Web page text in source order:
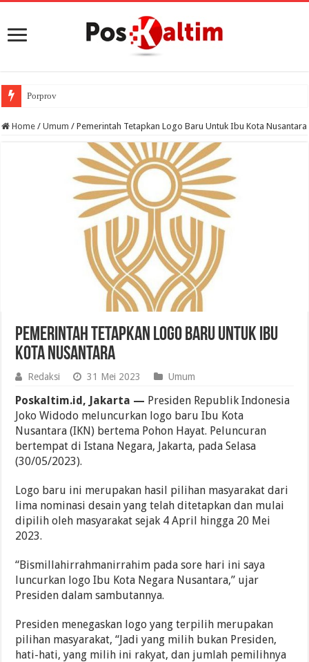
Porprov VIII Kaltim Resmi D
Home / Umum / Pemerintah Tetapkan Logo Baru Untuk Ibu Kota Nusantara
Pemerintah Tetapkan Logo Baru Untuk Ibu
Kota Nusantara
Redaksi 31 Mei 2023 Umum
Poskaltim.id, Jakarta — Presiden Republik Indonesia
Joko Widodo meluncurkan logo baru Ibu Kota
Nusantara (IKN) bertema Pohon Hayat. Peluncuran
bertempat di Istana Negara, Jakarta, pada Selasa
(30/05/2023).
Logo baru ini merupakan hasil pilihan masyarakat dari
lima nominasi desain yang telah ditetapkan dan mulai
dipilih oleh masyarakat sejak 4 April hingga 20 Mei
2023.
“Bismillahirrahmanirrahim pada sore hari ini saya
luncurkan logo Ibu Kota Negara Nusantara,” ujar
Presiden dalam sambutannya.
Presiden menegaskan logo yang terpilih merupakan
pilihan masyarakat, “Jadi yang milih bukan Presiden,
hati-hati, yang milih ini rakyat, dan jumlah pemilihnya